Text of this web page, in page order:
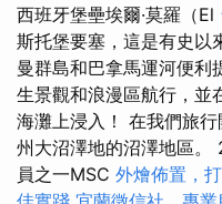
西班牙堡壘埃爾·莫羅（El
斯托堡要塞，這是有史以
曼群島和巴拿馬運河便利
生景觀和浪漫區航行，並
海灘上浸入！ 在我們旅
州大沼澤地的沼澤地區。
員之一MSC 外燴佈置，